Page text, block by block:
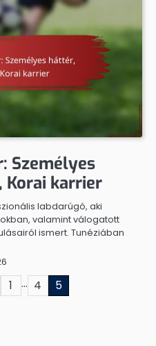
Személyes
Korai karrier
labdarúgó, aki
valamint válogatott
ismert. Tunéziában
1 … 4 5